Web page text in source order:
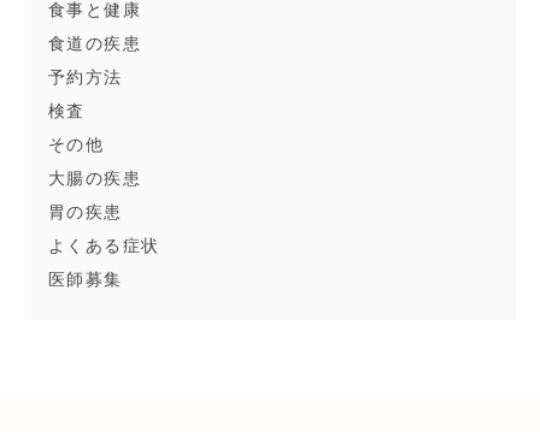
食事と健康
食道の疾患
予約方法
検査
その他
大腸の疾患
胃の疾患
よくある症状
医師募集